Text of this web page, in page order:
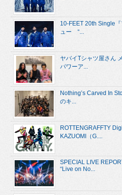
10-FEET 20th Single
ュー “...
ヤバイTシャツ屋さん
パワーア...
Nothing’s Carved In
のキ...
ROTTENGRAFFTY
KAZUOMI（G....
SPECIAL LIVE
“Live on No...